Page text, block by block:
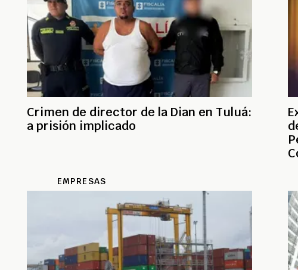
Crimen de director de la Dian en Tuluá:
a prisión implicado
EMPRESAS